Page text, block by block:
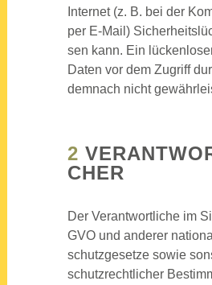
Inter­net (z. B. bei der
per E‑Mail)
sen kann. Ein
Daten vor dem Zugriff
dem­nach nicht
2
CHER
Der Ver­ant­wort­li­che im
GVO und ande­rer
schutz­ge­set­ze sowie
schutz­recht­li­cher